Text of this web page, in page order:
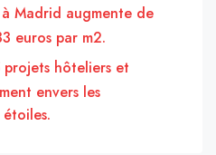
Madrid augmente de
euros par m2.
projets hôteliers et
envers les